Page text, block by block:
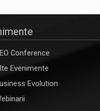
Conference
Evenimente
Evolution